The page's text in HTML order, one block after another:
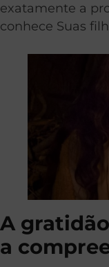
exatamente a
conhece Suas
A
a